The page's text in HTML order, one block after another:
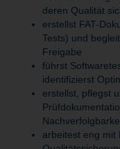
deren Qualität
erstellst FAT-
Tests) und
Freigabe
führst
identifizierst
erstellst, pflegst
arbeitest eng mit